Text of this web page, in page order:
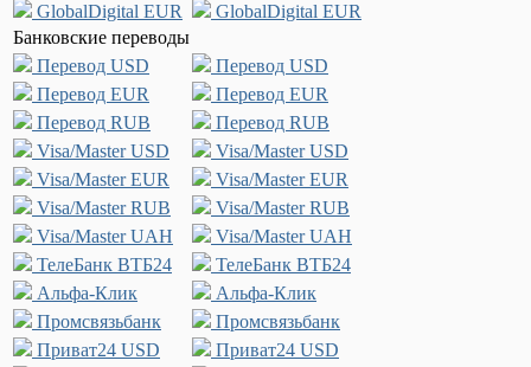
GlobalDigital EUR
GlobalDigital EUR
Банковские переводы
Перевод USD
Перевод USD
Перевод EUR
Перевод EUR
Перевод RUB
Перевод RUB
Visa/Master USD
Visa/Master USD
Visa/Master EUR
Visa/Master EUR
Visa/Master RUB
Visa/Master RUB
Visa/Master UAH
Visa/Master UAH
ТелеБанк ВТБ24
ТелеБанк ВТБ24
Альфа-Клик
Альфа-Клик
Промсвязьбанк
Промсвязьбанк
Приват24 USD
Приват24 USD